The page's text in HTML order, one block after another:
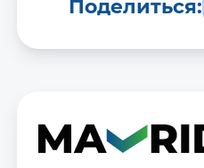
Поделиться: